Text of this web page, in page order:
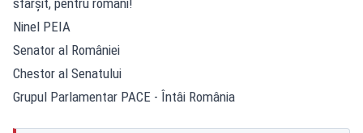
Ninel PEIA
Senator al României
Chestor al Senatului
Grupul Parlamentar PACE - Întâi România